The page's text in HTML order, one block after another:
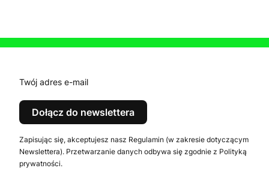
Twój adres e-mail
Dołącz do newslettera
Zapisując się, akceptujesz nasz Regulamin (w zakresie dotyczącym
Newslettera). Przetwarzanie danych odbywa się zgodnie z Polityką
prywatności.